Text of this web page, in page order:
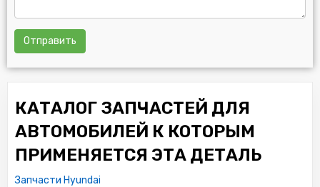
Отправить
КАТАЛОГ ЗАПЧАСТЕЙ ДЛЯ
АВТОМОБИЛЕЙ К КОТОРЫМ
ПРИМЕНЯЕТСЯ ЭТА ДЕТАЛЬ
Запчасти Hyundai